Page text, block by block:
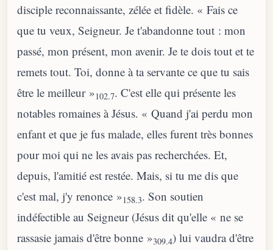
disciple reconnaissante, zélée et fidèle. « Fais ce
que tu veux, Seigneur. Je t'abandonne tout : mon
passé, mon présent, mon avenir. Je te dois tout et te
remets tout. Toi, donne à ta servante ce que tu sais
être le meilleur »102.7. C'est elle qui présente les
notables romaines à Jésus. « Quand j'ai perdu mon
enfant et que je fus malade, elles furent très bonnes
pour moi qui ne les avais pas recherchées. Et,
depuis, l'amitié est restée. Mais, si tu me dis que
c'est mal, j'y renonce »158.3. Son soutien
indéfectible au Seigneur (Jésus dit qu'elle « ne se
rassasie jamais d'être bonne »309.4) lui vaudra d'être